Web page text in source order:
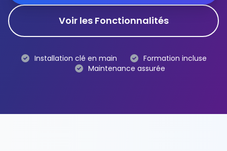
Voir les Fonctionnalités
Installation clé en main
Formation incluse
Maintenance assurée